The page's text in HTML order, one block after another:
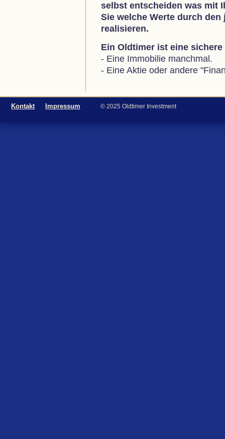
selbst entscheiden was mit
Sie welche Werte durch
realisieren.
Ein Oldtimer ist eine
- Eine Immobilie manchmal.
- Eine Aktie oder andere
Kontakt Impressum © 2025 Oldtimer Investment